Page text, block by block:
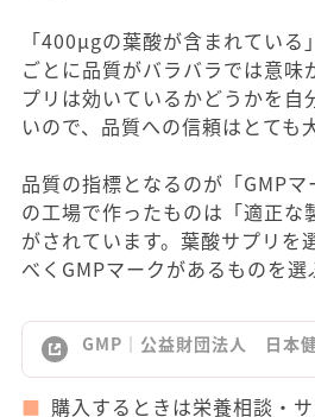
「400μgの葉酸が含まれている
ごとに品質がバラバラでは意味
プリは効いているかどうかを自
いので、品質への信頼はとても
品質の指標となるのが「GMPマ
の工場で作ったものは「適正な
がされています。葉酸サプリを
べくGMPマークがあるものを選
GMP｜公益財団法人 日本
購入するときは栄養相談・